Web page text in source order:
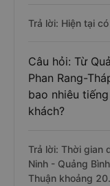
Trả lời: Hiện tại
Câu hỏi: Từ
Phan Rang-
bao nhiêu
khách?
Trả lời: Thời gian
Ninh - Quảng
Thuận khoảng